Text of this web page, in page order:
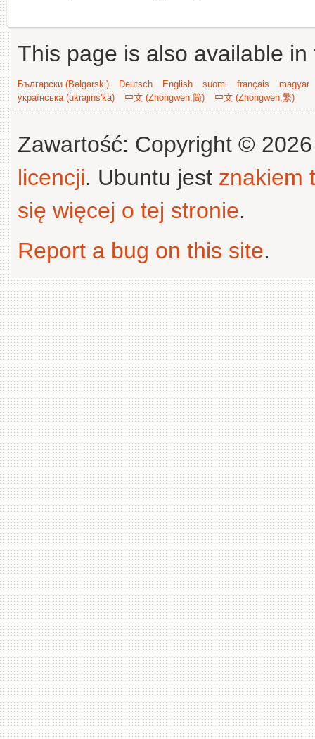
This page is also available
Български (Bəlgarski) Deutsch English suomi français
magyar
українська (ukrajins'ka)
中文 (Zhongwen,简) 中文 (Zhongwen,繁)
Zawartość: Copyright ©
licencji. Ubuntu jest znakiem
się więcej o tej stronie.
Report a bug on this site.